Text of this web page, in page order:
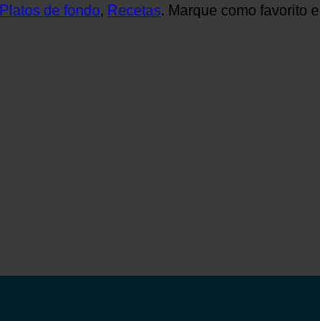
Platos de fondo, Recetas. Marque como favorito el